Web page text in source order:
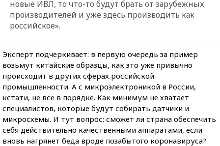
новые ИВЛ, то что-то будут брать от зарубежных
производителей и уже здесь производить как
российское».
Эксперт подчеркивает: в первую очередь за пример
возьмут китайские образцы, как это уже привычно
происходит в других сферах российской
промышленности. А с микроэлектроникой в России,
кстати, не все в порядке. Как минимум не хватает
специалистов, которые будут собирать датчики и
микросхемы. И тут вопрос: сможет ли страна обеспечить
себя действительно качественными аппаратами, если
вновь нагрянет беда вроде позабытого коронавируса?